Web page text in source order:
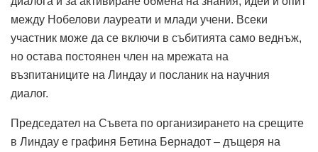
между Нобелови лауреати и млади учени. Всеки
участник може да се включи в събитията само веднъж,
но остава постоянен член на мрежата на
възпитаниците на Линдау и посланик на научния
диалог.
Председател на Съвета по организирането на срещите
в Линдау е графиня Бетина Бернадот – дъщеря на